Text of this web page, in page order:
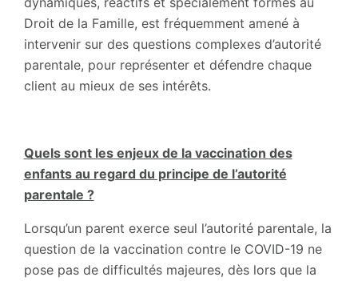
Droit de la Famille, est fréquemment amené à
intervenir sur des questions complexes d’autorité
parentale, pour représenter et défendre chaque
client au mieux de ses intérêts.
Quels sont les enjeux de la vaccination des
enfants au regard du principe de l’autorité
parentale ?
Lorsqu’un parent exerce seul l’autorité parentale, la
question de la vaccination contre le COVID-19 ne
pose pas de difficultés majeures, dès lors que la